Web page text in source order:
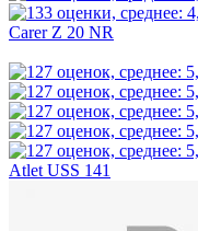
Carer Z 20 NR
Atlet USS 141